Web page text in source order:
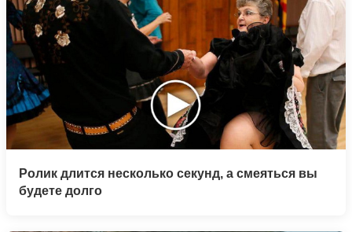
Ролик длится несколько секунд, а смеяться вы
будете долго